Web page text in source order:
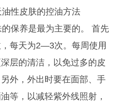
性皮肤的控油方法
养是最为主要的。 首先
每天为2—3次。每周使用
层的清洁，以免过多的皮
外，外出时要在面部、手
等，以减轻紫外线照射，